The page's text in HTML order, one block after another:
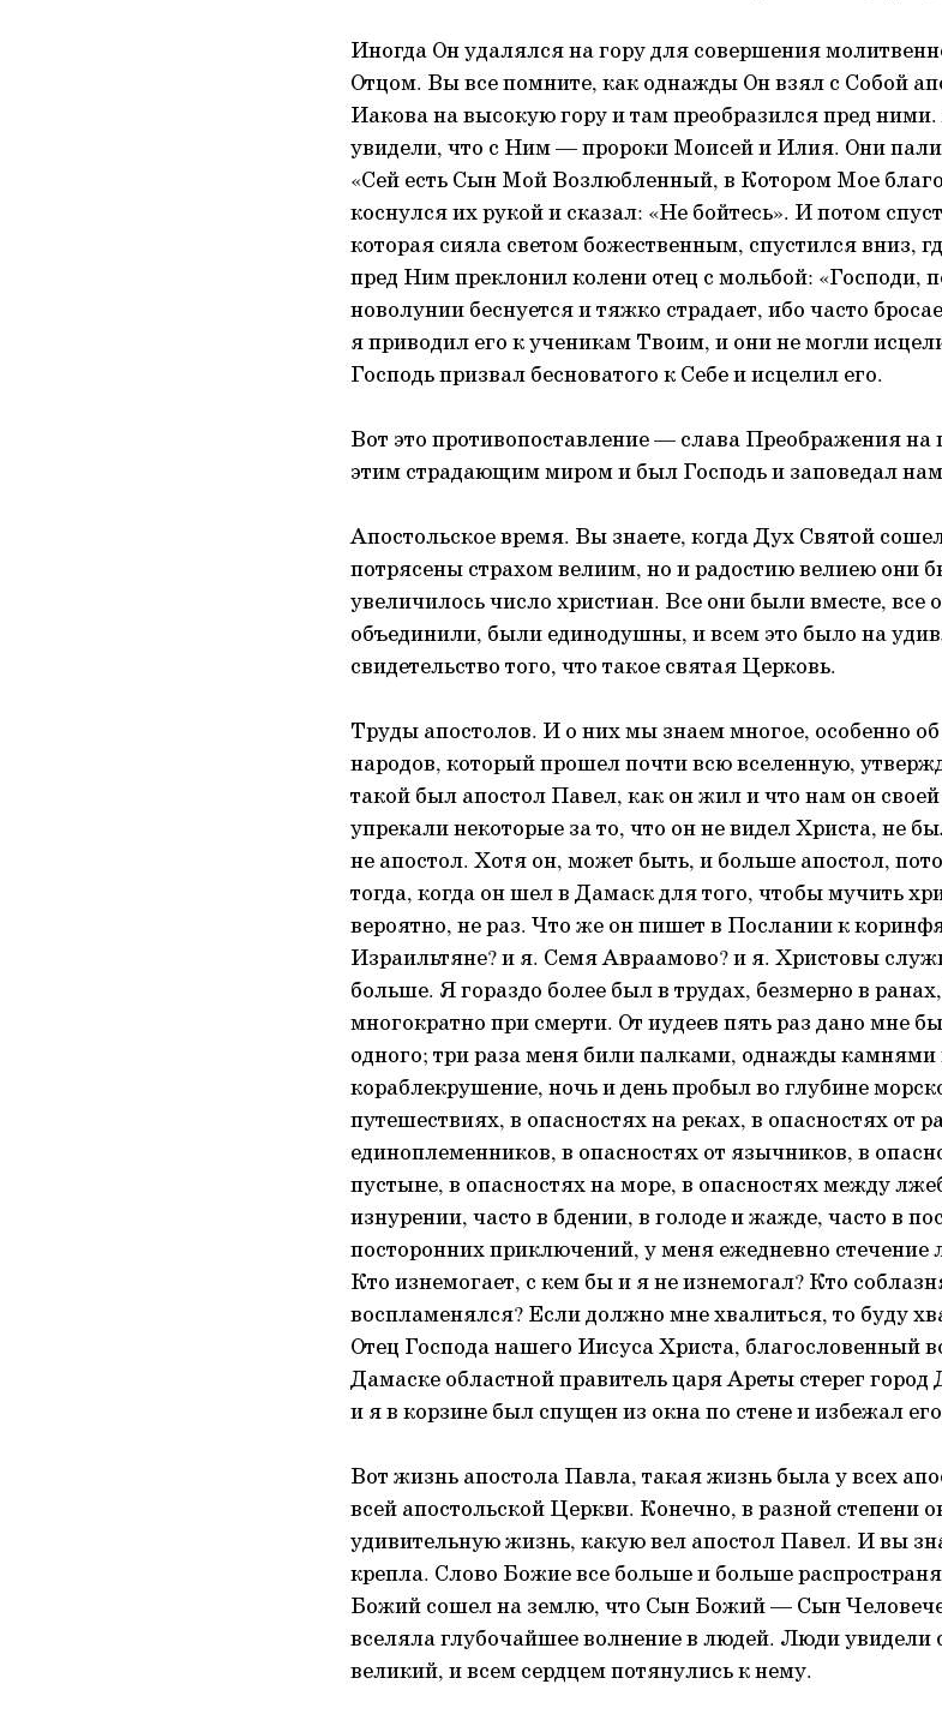
Иногда Он удалялся на гору для совершения
Отцом. Вы все помните, как однажды Он взял с Собой
Иакова на высокую гору и там преобразился пред
увидели, что с Ним — пророки Моисей и Илия. Они
«Сей есть Сын Мой Возлюбленный, в Котором Мое
коснулся их рукой и сказал: «Не бойтесь». И потом
которая сияла светом божественным, спустился вниз,
пред Ним преклонил колени отец с мольбой: «Господи,
новолунии беснуется и тяжко страдает, ибо часто
я приводил его к ученикам Твоим, и они не могли
Господь призвал бесноватого к Себе и исцелил его.
Вот это противопоставление — слава Преображения на
этим страдающим миром и был Господь и заповедал
Апостольское время. Вы знаете, когда Дух Святой
потрясены страхом велиим, но и радостию велиею они
увеличилось число христиан. Все они были вместе, все
объединили, были единодушны, и всем это было на
свидетельство того, что такое святая Церковь.
Труды апостолов. И о них мы знаем многое, особенно
народов, который прошел почти всю вселенную,
такой был апостол Павел, как он жил и что нам он
упрекали некоторые за то, что он не видел Христа, не
не апостол. Хотя он, может быть, и больше апостол,
тогда, когда он шел в Дамаск для того, чтобы мучить
вероятно, не раз. Что же он пишет в Послании к
Израильтяне? и я. Семя Авраамово? и я. Христовы
больше. Я гораздо более был в трудах, безмерно в
многократно при смерти. От иудеев пять раз дано мне
одного; три раза меня били палками, однажды камнями
кораблекрушение, ночь и день пробыл во глубине
путешествиях, в опасностях на реках, в опасностях от
единоплеменников, в опасностях от язычников, в
пустыне, в опасностях на море, в опасностях между
изнурении, часто в бдении, в голоде и жажде, часто в
посторонних приключений, у меня ежедневно стечение
Кто изнемогает, с кем бы и я не изнемогал? Кто
воспламенялся? Если должно мне хвалиться, то буду
Отец Господа нашего Иисуса Христа, благословенный
Дамаске областной правитель царя Ареты стерег
и я в корзине был спущен из окна по стене и избежал
Вот жизнь апостола Павла, такая жизнь была у всех
всей апостольской Церкви. Конечно, в разной степени
удивительную жизнь, какую вел апостол Павел. И вы
крепла. Слово Божие все больше и больше
Божий сошел на землю, что Сын Божий — Сын
вселяла глубочайшее волнение в людей. Люди увидели
великий, и всем сердцем потянулись к нему.